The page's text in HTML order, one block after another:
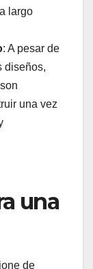
largo
: A pesar de
diseños,
una vez
una
de